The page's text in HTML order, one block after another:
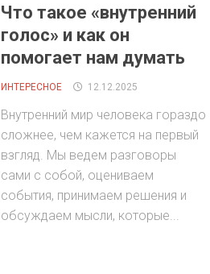
Что такое «внутренний
голос» и как он
помогает нам думать
ИНТЕРЕСНОЕ 12.12.2025
Внутренний мир человека гораздо
сложнее, чем кажется на первый
взгляд. Мы ведем разговоры
сами с собой, оцениваем
события, принимаем решения и
обсуждаем мысли, которые...